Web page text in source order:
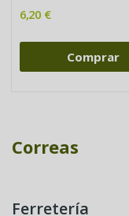
Ferretería
6,20 €
Comprar
Correas